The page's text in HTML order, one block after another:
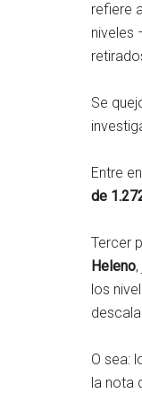
refiere
niveles
Se
Entre
de
Tercer
Heleno
los
O sea:
la nota